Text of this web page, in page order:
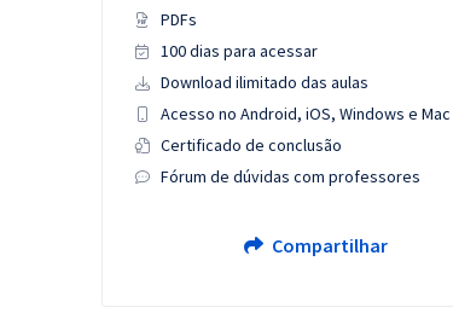
PDFs
100 dias para acessar
Download ilimitado das aulas
Acesso no Android, iOS, Windows e Mac
Certificado de conclusão
Fórum de dúvidas com professores
Compartilhar